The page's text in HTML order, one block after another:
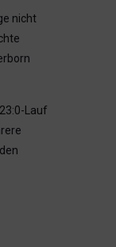
nicht
Lauf